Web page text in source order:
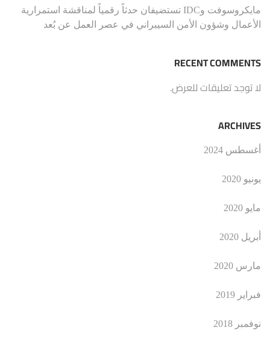
مايكروسوفت وIDC تستضيفان حدثاً رقمياً لمناقشة استمرارية
الأعمال وشؤون الأمن السيبراني في عصر العمل عن بُعد
RECENT COMMENTS
لا توجد تعليقات للعرض.
ARCHIVES
أغسطس 2024
يونيو 2020
مايو 2020
أبريل 2020
مارس 2020
فبراير 2019
نوفمبر 2018